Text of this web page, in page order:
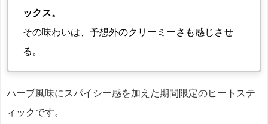
ックス。
その味わいは、予想外のクリーミーさも感じさせ
る。
ハーブ風味にスパイシー感を加えた期間限定のヒートステ
ィックです。